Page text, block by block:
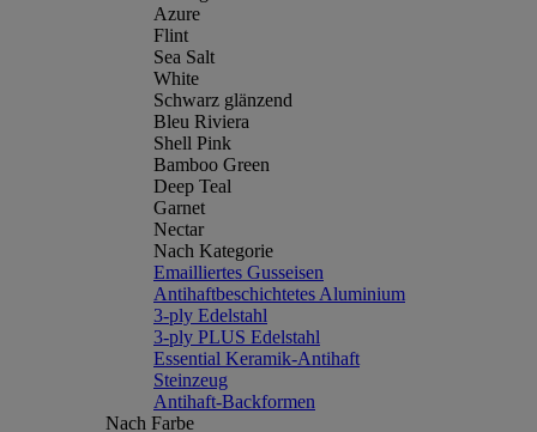
Azure
Flint
Sea Salt
White
Schwarz glänzend
Bleu Riviera
Shell Pink
Bamboo Green
Deep Teal
Garnet
Nectar
Nach Kategorie
Emailliertes Gusseisen
Antihaftbeschichtetes Aluminium
3-ply Edelstahl
3-ply PLUS Edelstahl
Essential Keramik-Antihaft
Steinzeug
Antihaft-Backformen
Nach Farbe